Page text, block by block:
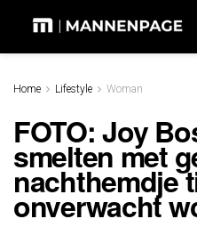
Home Lifestyle Woman
FOTO: Joy
smelten met
nachthemdje
onverwacht